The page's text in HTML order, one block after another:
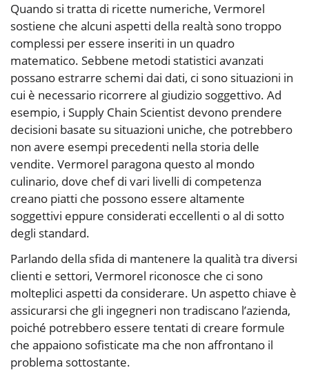
Quando si tratta di ricette numeriche, Vermorel
sostiene che alcuni aspetti della realtà sono troppo
complessi per essere inseriti in un quadro
matematico. Sebbene metodi statistici avanzati
possano estrarre schemi dai dati, ci sono situazioni in
cui è necessario ricorrere al giudizio soggettivo. Ad
esempio, i Supply Chain Scientist devono prendere
decisioni basate su situazioni uniche, che potrebbero
non avere esempi precedenti nella storia delle
vendite. Vermorel paragona questo al mondo
culinario, dove chef di vari livelli di competenza
creano piatti che possono essere altamente
soggettivi eppure considerati eccellenti o al di sotto
degli standard.
Parlando della sfida di mantenere la qualità tra diversi
clienti e settori, Vermorel riconosce che ci sono
molteplici aspetti da considerare. Un aspetto chiave è
assicurarsi che gli ingegneri non tradiscano l’azienda,
poiché potrebbero essere tentati di creare formule
che appaiono sofisticate ma che non affrontano il
problema sottostante.